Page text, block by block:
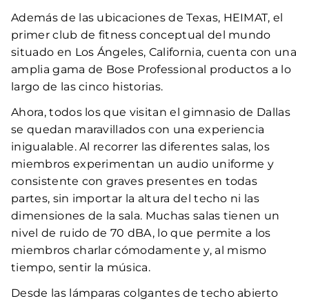
Además de las ubicaciones de Texas, HEIMAT, el
primer club de fitness conceptual del mundo
situado en Los Ángeles, California, cuenta con una
amplia gama de Bose Professional productos a lo
largo de las cinco historias.
Ahora, todos los que visitan el gimnasio de Dallas
se quedan maravillados con una experiencia
inigualable. Al recorrer las diferentes salas, los
miembros experimentan un audio uniforme y
consistente con graves presentes en todas
partes, sin importar la altura del techo ni las
dimensiones de la sala. Muchas salas tienen un
nivel de ruido de 70 dBA, lo que permite a los
miembros charlar cómodamente y, al mismo
tiempo, sentir la música.
Desde las lámparas colgantes de techo abierto